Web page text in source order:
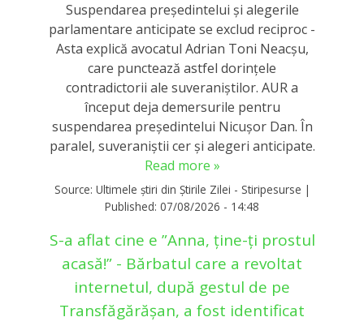
Suspendarea președintelui și alegerile
parlamentare anticipate se exclud reciproc -
Asta explică avocatul Adrian Toni Neacșu,
care punctează astfel dorințele
contradictorii ale suveraniștilor. AUR a
început deja demersurile pentru
suspendarea președintelui Nicușor Dan. În
paralel, suveraniștii cer și alegeri anticipate.
Read more »
Source: Ultimele știri din Știrile Zilei - Stiripesurse |
Published: 07/08/2026 - 14:48
S-a aflat cine e ”Anna, ţine-ţi prostul
acasă!” - Bărbatul care a revoltat
internetul, după gestul de pe
Transfăgărășan, a fost identificat